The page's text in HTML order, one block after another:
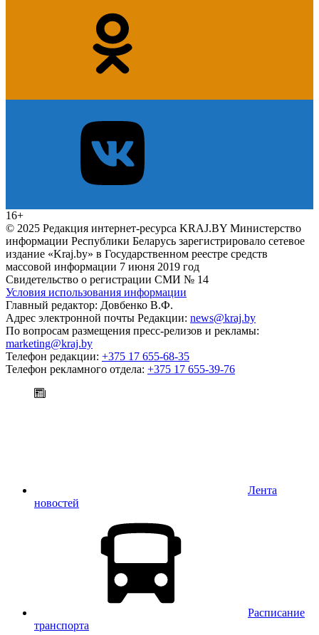
16+
© 2025 Редакция интернет-ресурса KRAJ.BY Министерство
информации Республики Беларусь зарегистрировало сетевое
издание «Kraj.by» в Государственном реестре средств
массовой информации 7 июня 2019 год
Свидетельство о регистрации СМИ № 14
Условия использования информации
Главный редактор: Довбенко В.Ф.
Адрес электронной почты Редакции: news@kraj.by
По вопросам размещения пресс-релизов и рекламы:
marketing@kraj.by
Телефон редакции: +375 17 655-68-35
Телефон рекламного отдела: +375 17 655-39-76
Лента
новостей
Расписание
транспорта